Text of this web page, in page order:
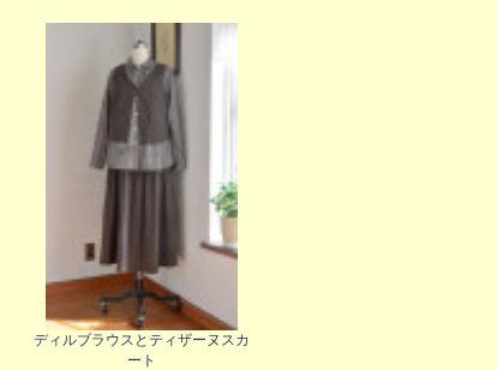
ディルブラウスとティザーヌスカ
ート